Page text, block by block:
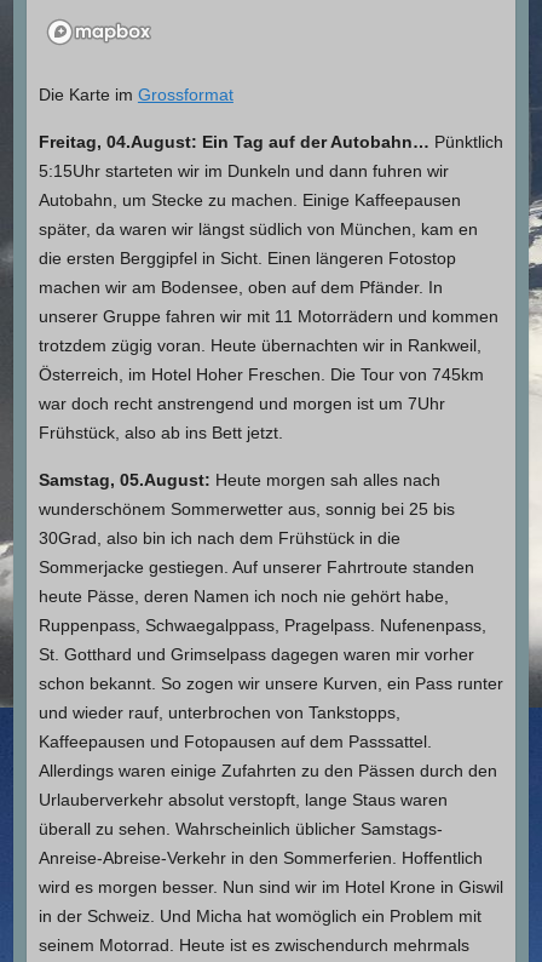
Die Karte im Grossformat
Freitag, 04.August: Ein Tag auf der Autobahn… Pünktlich
5:15Uhr starteten wir im Dunkeln und dann fuhren wir
Autobahn, um Stecke zu machen. Einige Kaffeepausen
später, da waren wir längst südlich von München, kam en
die ersten Berggipfel in Sicht. Einen längeren Fotostop
machen wir am Bodensee, oben auf dem Pfänder. In
unserer Gruppe fahren wir mit 11 Motorrädern und kommen
trotzdem zügig voran. Heute übernachten wir in Rankweil,
Österreich, im Hotel Hoher Freschen. Die Tour von 745km
war doch recht anstrengend und morgen ist um 7Uhr
Frühstück, also ab ins Bett jetzt.
Samstag, 05.August: Heute morgen sah alles nach
wunderschönem Sommerwetter aus, sonnig bei 25 bis
30Grad, also bin ich nach dem Frühstück in die
Sommerjacke gestiegen. Auf unserer Fahrtroute standen
heute Pässe, deren Namen ich noch nie gehört habe,
Ruppenpass, Schwaegalppass, Pragelpass. Nufenenpass,
St. Gotthard und Grimselpass dagegen waren mir vorher
schon bekannt. So zogen wir unsere Kurven, ein Pass runter
und wieder rauf, unterbrochen von Tankstopps,
Kaffeepausen und Fotopausen auf dem Passsattel.
Allerdings waren einige Zufahrten zu den Pässen durch den
Urlauberverkehr absolut verstopft, lange Staus waren
überall zu sehen. Wahrscheinlich üblicher Samstags-
Anreise-Abreise-Verkehr in den Sommerferien. Hoffentlich
wird es morgen besser. Nun sind wir im Hotel Krone in Giswil
in der Schweiz. Und Micha hat womöglich ein Problem mit
seinem Motorrad. Heute ist es zwischendurch mehrmals